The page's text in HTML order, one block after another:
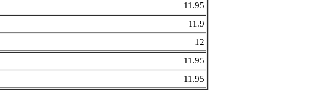
11.95
11.9
12
11.95
11.95